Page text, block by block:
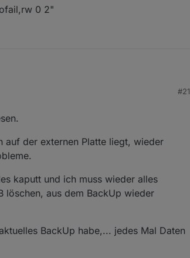
0 2"
#21
auf der externen Platte liegt, wieder
kaputt und ich muss wieder alles
löschen, aus dem BackUp wieder
BackUp habe,... jedes Mal Daten